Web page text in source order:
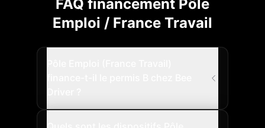
FAQ financement Pôle
Emploi / France Travail